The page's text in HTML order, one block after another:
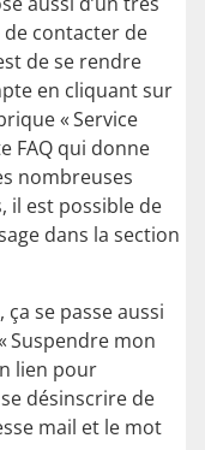
de contacter de
de se rendre
en cliquant sur
« Service
FAQ qui donne
nombreuses
il est possible de
dans la section
se passe aussi
Suspendre mon
lien pour
désinscrire de
mail et le mot